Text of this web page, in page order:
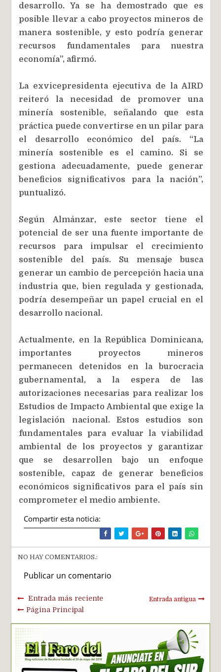
desarrollo. Ya se ha demostrado que es
posible llevar a cabo proyectos mineros de
manera sostenible, y esto podría generar
recursos fundamentales para nuestra
economía”, afirmó.
La exvicepresidenta ejecutiva de la AIRD
reiteró la necesidad de promover una
minería sostenible, señalando que esta
práctica puede convertirse en un pilar para
el desarrollo económico del país. “La
minería sostenible es el camino. Si se
gestiona adecuadamente, puede generar
beneficios significativos para la nación”,
puntualizó.
Según Almánzar, este sector tiene el
potencial de ser una fuente importante de
recursos para impulsar el crecimiento
sostenible del país. Su mensaje busca
generar un cambio de percepción hacia una
industria que, bien regulada y gestionada,
podría desempeñar un papel crucial en el
desarrollo nacional.
Actualmente, en la República Dominicana,
importantes proyectos mineros
permanecen detenidos en la burocracia
gubernamental, a la espera de las
autorizaciones necesarias para realizar los
Estudios de Impacto Ambiental que exige la
legislación nacional. Estos estudios son
fundamentales para evaluar la viabilidad
ambiental de los proyectos y garantizar
que se desarrollen bajo un enfoque
sostenible, capaz de generar beneficios
económicos significativos para el país sin
comprometer el medio ambiente.
Compartir esta noticia:
NO HAY COMENTARIOS.:
Publicar un comentario
Entrada más reciente Entrada antigua
Página Principal